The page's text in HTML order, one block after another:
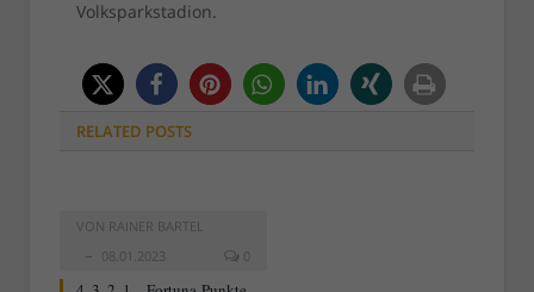
Volksparkstadion.
RELATED POSTS
VON RAINER BARTEL
08.01.2023
0